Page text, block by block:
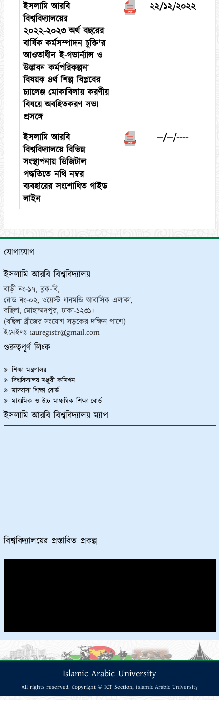
ইসলামি আরবি
বিশ্ববিদ্যালয়ের
২০২২-২০২৩ অর্থ বছরের
বার্ষিক কর্মসম্পাদন চুক্তি'র
আওতাধীন ই-গভার্ন্যান্স ও
উদ্ভাবন কর্মপরিকল্পনা
বিষয়ক ৪র্থ শিল্প বিপ্লবের
চ্যালেঞ্জ মোকাবিলায় করণীয়
বিষয়ে অবহিতকরণ সভা
প্রসঙ্গে
২২/১২/২০২২
ইসলামি আরবি
বিশ্ববিদ্যালয়ে বিভিন্ন
সংস্থাপনায় ডিজিটাল
পদ্ধতিতে নথি নম্বর
ব্যবহারের সংশোধিত গাইড
লাইন
--/--/----
যোগাযোগ
ইসলামি আরবি বিশ্ববিদ্যালয়
বাড়ী নং-১৭, ব্লক-বি,
রোড নং-০২, ওয়েস্ট ধানমন্ডি আবাসিক এলাকা,
বছিলা, মোহাম্মদপুর, ঢাকা-১২৩১।
(বছিলা ব্রীজের সংযোগ সড়কের দক্ষিন পাশে)
ইমেইলঃ iauregistr@gmail.com
গুরুত্বপূর্ণ লিংক
শিক্ষা মন্ত্রণালয়
বিশ্ববিদ্যালয় মঞ্জুরী কমিশন
মাদরাসা শিক্ষা বোর্ড
মাধ্যমিক ও উচ্চ মাধ্যমিক শিক্ষা বোর্ড
ইসলামি আরবি বিশ্ববিদ্যালয় ম্যাপ
বিশ্ববিদ্যালয়ের প্রস্তাবিত প্রকল্প
Islamic Arabic University
All rights reserved. Copyright © ICT Section, Islamic Arabic University